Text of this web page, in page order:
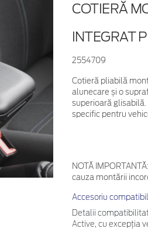
COTIERĂ
INTEGRAT
2554709
Cotieră pliabilă
alunecare și o
superioară
specific pentru
NOTĂ IMPORTANTĂ:
cauza montării
Accesoriu
Detalii
Active, cu excepția